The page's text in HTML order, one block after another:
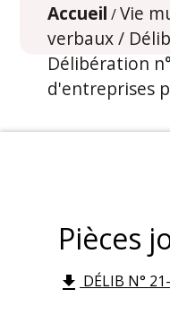
Accueil /Vie
verbaux /
Délibération
d'entreprises
Pièces
file_download DÉLIB N°